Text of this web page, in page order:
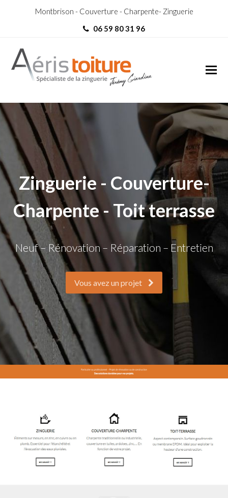
Montbrison - Couverture - Charpente- Zinguerie
06 59 80 31 96
Couvreur Zingueur Noailly
Zinguerie - Couverture-
Charpente - Toit terrasse
Neuf – Rénovation – Réparation – Entretien
Vous avez un projet